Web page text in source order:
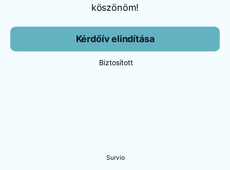
köszönöm!
Kérdőív elindítása
Biztosított
Survio